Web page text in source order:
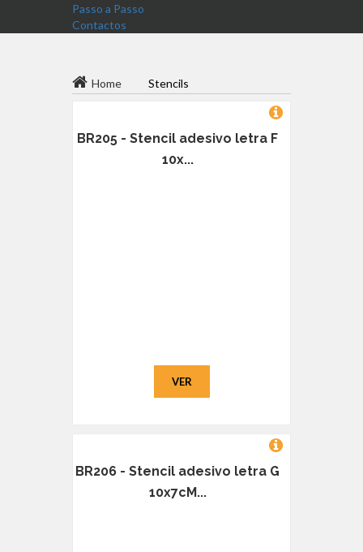
Passo a Passo
Contactos
Home Stencils
BR205 - Stencil adesivo letra F
10x...
VER
BR206 - Stencil adesivo letra G
10x7cM...